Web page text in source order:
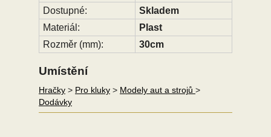
Dostupné:
Skladem
Materiál:
Plast
Rozměr (mm):
30cm
Umístění
Hračky > Pro kluky > Modely aut a strojů >
Dodávky